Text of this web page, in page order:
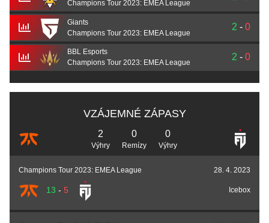
Champions Tour 2023: EMEA League
Giants
Champions Tour 2023: EMEA League
2 - 0
BBL Esports
Champions Tour 2023: EMEA League
2 - 0
VZÁJEMNÉ ZÁPASY
2
Výhry
0
Remízy
0
Výhry
Champions Tour 2023: EMEA League 28. 4. 2023
13 - 5 Icebox